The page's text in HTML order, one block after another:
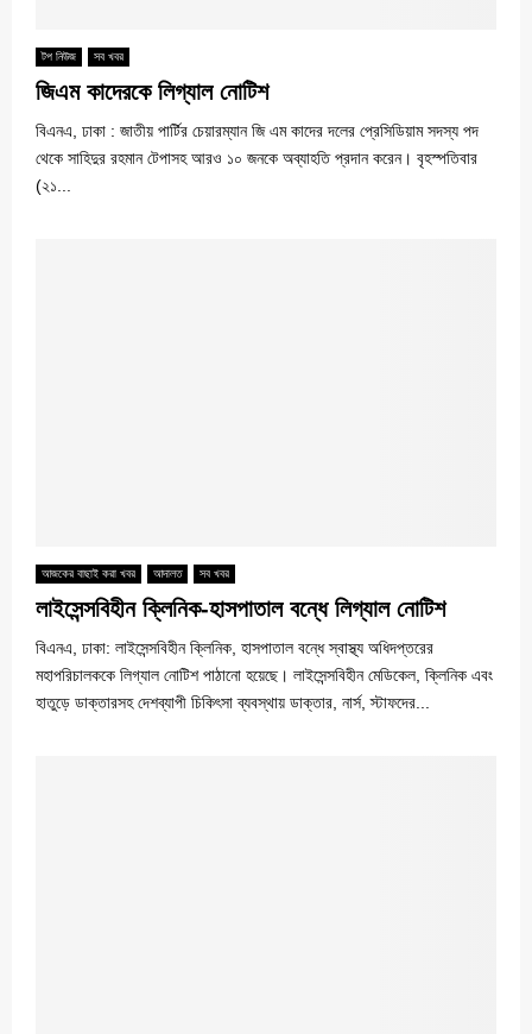
টপ নিউজ সব খবর
জিএম কাদেরকে লিগ্যাল নোটিশ
বিএনএ, ঢাকা : জাতীয় পার্টির চেয়ারম্যান জি এম কাদের দলের প্রেসিডিয়াম সদস্য পদ
থেকে সাহিদুর রহমান টেপাসহ আরও ১০ জনকে অব্যাহতি প্রদান করেন। বৃহস্পতিবার
(২১...
আজকের বাছাই করা খবর আদালত সব খবর
লাইসেন্সবিহীন ক্লিনিক-হাসপাতাল বন্ধে লিগ্যাল নোটিশ
বিএনএ, ঢাকা: লাইসেন্সবিহীন ক্লিনিক, হাসপাতাল বন্ধে স্বাস্থ্য অধিদপ্তরের
মহাপরিচালককে লিগ্যাল নোটিশ পাঠানো হয়েছে। লাইসেন্সবিহীন মেডিকেল, ক্লিনিক এবং
হাতুড়ে ডাক্তারসহ দেশব্যাপী চিকিৎসা ব্যবস্থায় ডাক্তার, নার্স, স্টাফদের...